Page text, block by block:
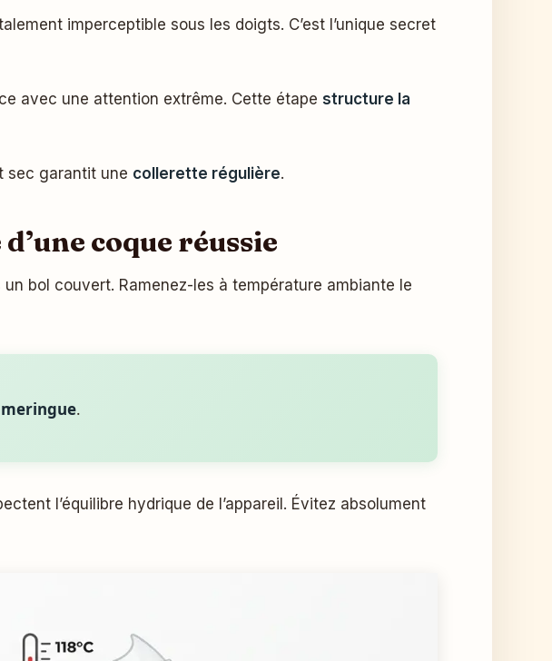
imperceptible sous les doigts. C’est l’unique secret
avec une attention extrême. Cette étape structure la
sec garantit une collerette régulière.
coque réussie
bol couvert. Ramenez-les à température ambiante le
.
l’équilibre hydrique de l’appareil. Évitez absolument